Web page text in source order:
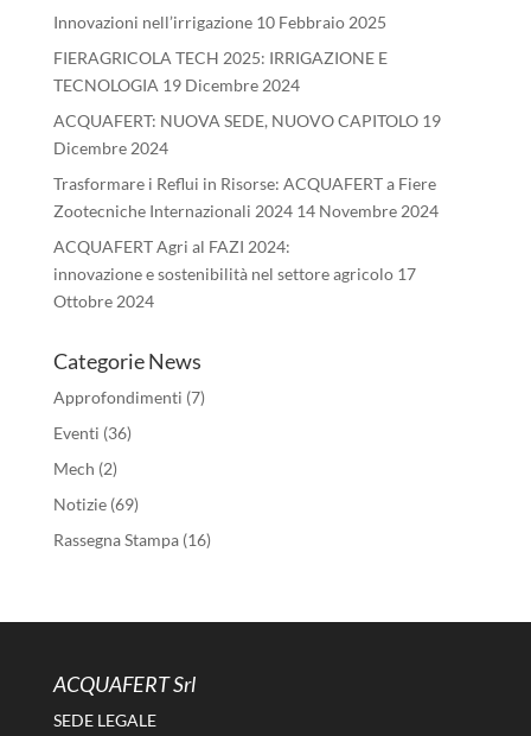
Innovazioni nell’irrigazione 10 Febbraio 2025
FIERAGRICOLA TECH 2025: IRRIGAZIONE E
TECNOLOGIA 19 Dicembre 2024
ACQUAFERT: NUOVA SEDE, NUOVO CAPITOLO 19
Dicembre 2024
Trasformare i Reflui in Risorse: ACQUAFERT a Fiere
Zootecniche Internazionali 2024 14 Novembre 2024
ACQUAFERT Agri al FAZI 2024:
innovazione e sostenibilità nel settore agricolo 17
Ottobre 2024
Categorie News
Approfondimenti (7)
Eventi (36)
Mech (2)
Notizie(69)
Rassegna Stampa(16)
ACQUAFERT Srl
SEDE LEGALE